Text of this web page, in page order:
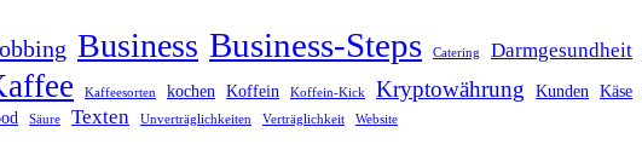
Business Business-Steps Catering Darmgesundheit
Kaffeesorten kochen Koffein Koffein-Kick Kryptowährung Kunden Käse
Säure Texten Unverträglichkeiten Verträglichkeit Website